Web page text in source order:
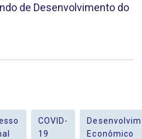
de Desenvolvimento do
COVID-
19
Econômico